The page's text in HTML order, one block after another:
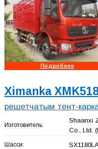
Подробнее
Ximanka
решетчатым тент-
Изготовитель:
Shaanxi
Co., Ltd.
Шасси: